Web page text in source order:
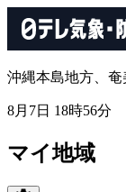
沖縄本島地方、
8月7日 18時56分
マイ地域